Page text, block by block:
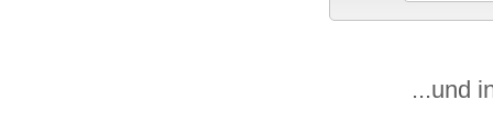
...und